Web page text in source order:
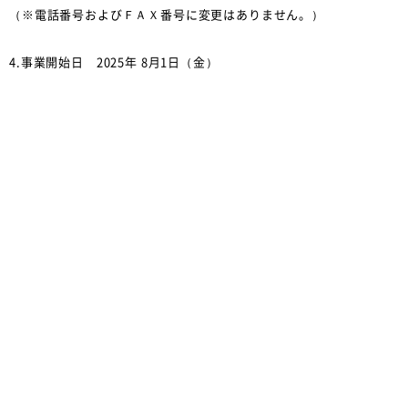
（※電話番号およびＦＡＸ番号に変更はありません。）
4.事業開始日 2025年 8月1日（金）